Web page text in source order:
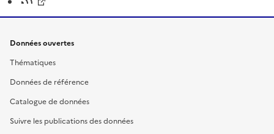
Données ouvertes
Thématiques
Données de référence
Catalogue de données
Suivre les publications des données